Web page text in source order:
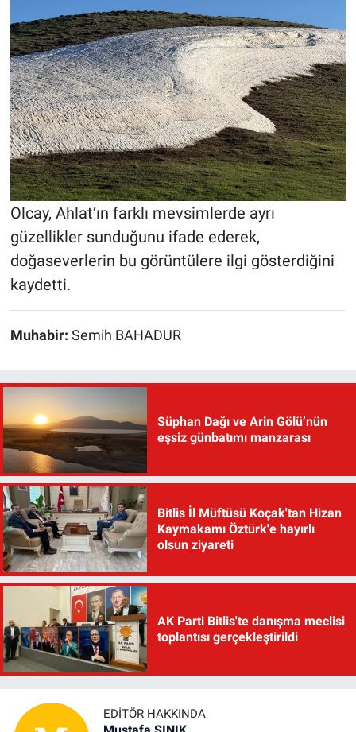
Olcay, Ahlat’ın farklı mevsimlerde ayrı
güzellikler sunduğunu ifade ederek,
doğaseverlerin bu görüntülere ilgi gösterdiğini
kaydetti.
Muhabir: Semih BAHADUR
Süphan Dağı ve Arin Gölü’nün
eşsiz günbatımı manzarası
Bitlis İl Müftüsü Koçak'tan Hizan
Kaymakamı Öztürk'e hayırlı
olsun ziyareti
AK Parti Bitlis'te danışma meclisi
toplantısı gerçekleştirildi
EDITÖR HAKKINDA